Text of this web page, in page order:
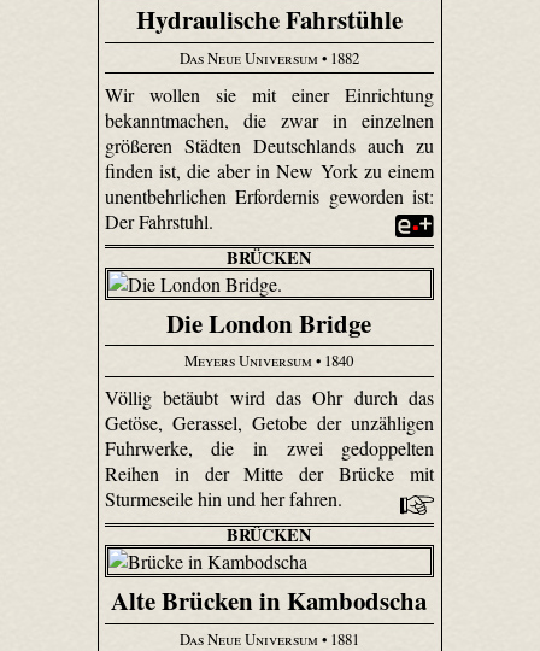
Hydraulische Fahrstühle
Das Neue Universum • 1882
Wir wollen sie mit einer Einrichtung
bekanntmachen, die zwar in einzelnen
größeren Städten Deutschlands auch zu
finden ist, die aber in New York zu einem
unentbehrlichen Erfordernis geworden ist:
Der Fahrstuhl.
BRÜCKEN
Die London Bridge
Meyers Universum• 1840
Völlig betäubt wird das Ohr durch das
Getöse, Gerassel, Getobe der unzähligen
Fuhrwerke, die in zwei gedoppelten
Reihen in der Mitte der Brücke mit
Sturmeseile hin und her fahren.
BRÜCKEN
Alte Brücken in Kambodscha
Das Neue Universum • 1881